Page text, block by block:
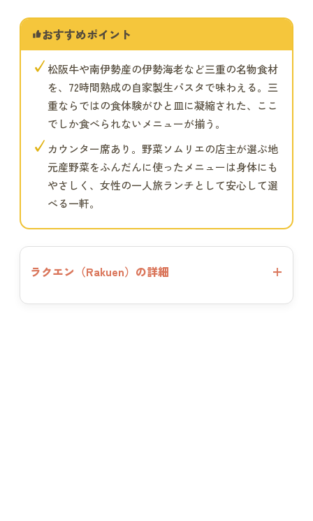
おすすめポイント
✓松阪牛や南伊勢産の伊勢海老など三重の名物食材
を、72時間熟成の自家製生パスタで味わえる。三
重ならではの食体験がひと皿に凝縮された、ここ
でしか食べられないメニューが揃う。
✓ カウンター席あり。野菜ソムリエの店主が選ぶ地
元産野菜をふんだんに使ったメニューは身体にも
やさしく、女性の一人旅ランチとして安心して選
べる一軒。
ラクエン（Rakuen）の詳細